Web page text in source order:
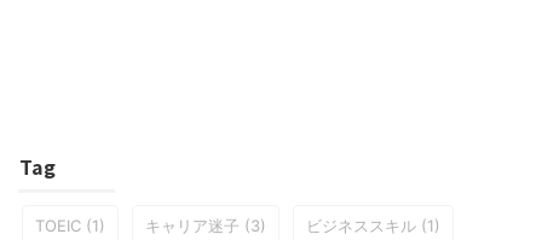
Tag
TOEIC (1) キャリア迷子 (3) ビジネススキル (1)